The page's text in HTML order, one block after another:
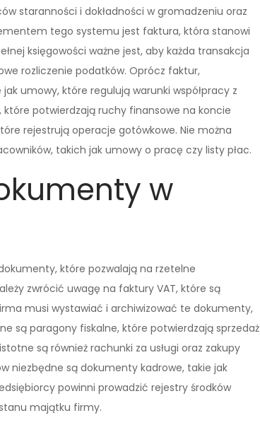
staranności i dokładności w gromadzeniu oraz
tego systemu jest faktura, która stanowi
księgowości ważne jest, aby każda transakcja
rozliczenie podatków. Oprócz faktur,
umowy, które regulują warunki współpracy z
potwierdzają ruchy finansowe na koncie
rejestrują operacje gotówkowe. Nie można
takich jak umowy o pracę czy listy płac.
w
które pozwalają na rzetelne
zwrócić uwagę na faktury VAT, które są
musi wystawiać i archiwizować te dokumenty,
są paragony fiskalne, które potwierdzają sprzedaż
są również rachunki za usługi oraz zakupy
niezbędne są dokumenty kadrowe, takie jak
powinni prowadzić rejestry środków
majątku firmy.